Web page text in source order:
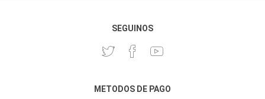
SEGUINOS
METODOS DE PAGO